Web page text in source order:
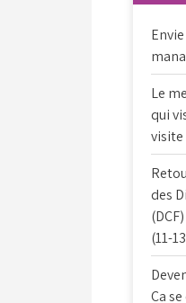
Le
qui
visite
des
(11-
Ca